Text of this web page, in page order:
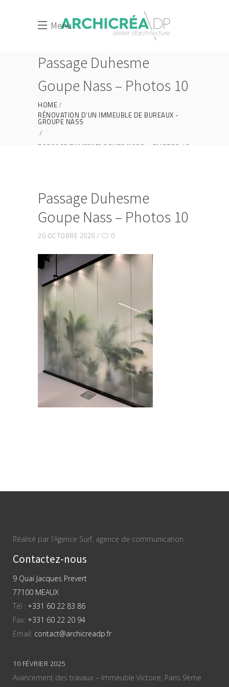
Menu
Passage Duhesme
Goupe Nass – Photos 10
HOME
RÉNOVATION D’UN IMMEUBLE DE BUREAUX -
GROUPE NASS
PASSAGE DUHESME GOUPE NASS – PHOTOS 10
Passage Duhesme
Goupe Nass – Photos 10
20 OCTOBRE 2020 0
Réalisé par l’Agence Surf, agence de communication.
Contactez-nous
9 Quai Jacques Prevert
77100 MEAUX
Tél : +331 60 22 83 86
Fax: +331 60 22 20 94
Email: contact@archicreadp.fr
10 FÉVRIER 2025
Avancement des travaux – Immeuble Victoire, Paris 9ème